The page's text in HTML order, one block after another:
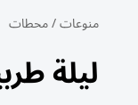
منوعات/محطات
ليلة